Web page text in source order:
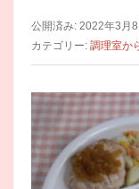
公開済み: 2022年3月8
カテゴリー: 調理室か